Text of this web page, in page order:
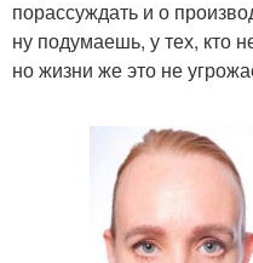
порассуждать и о
ну подумаешь, у тех, кто
но жизни же это не